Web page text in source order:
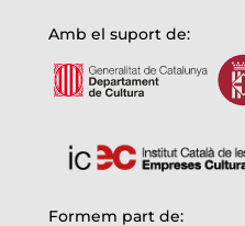
Amb el suport de:
Formem part de: